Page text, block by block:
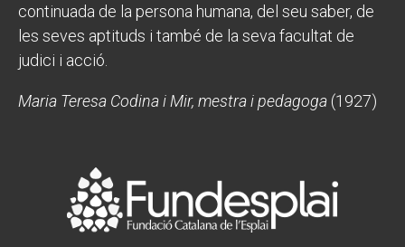
continuada de la persona humana, del seu saber, de
les seves aptituds i també de la seva facultat de
judici i acció.
Maria Teresa Codina i Mir, mestra i pedagoga (1927)